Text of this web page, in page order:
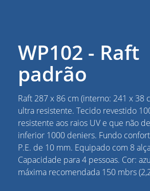
WP102 - Raft
padrão
Raft 287 x 86 cm (interno: 241 x 38
ultra resistente. Tecido revestido
resistente aos raios UV e que não
inferior 1000 deniers. Fundo
P.E. de 10 mm. Equipado com 8
Capacidade para 4 pessoas. Cor:
máxima recomendada 150 mbrs